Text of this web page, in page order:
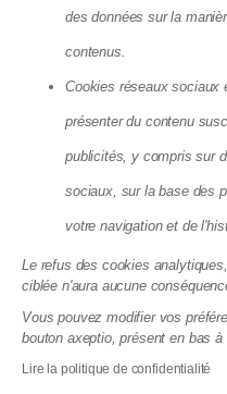
Incendies dans
2026 : ce que la
votre syndic
03.08.2026
des données sur la
contenus.
Cookies réseaux sociaux
présenter du contenu
publicités, y compris sur
sociaux, sur la base des
votre navigation et de
Le refus des cookies
ciblée n'aura aucune
Vous pouvez modifier vos
bouton axeptio, présent en bas
Lire la politique de confidentialité